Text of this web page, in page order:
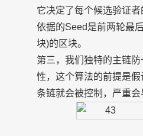
它决定了每个候选验证
依据的Seed是前两轮最
块)的区块。
第三，我们独特的主链
性，这个算法的前提是
条链就会被控制，严重会